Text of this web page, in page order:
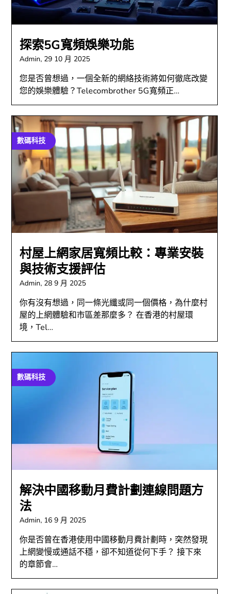
探索5G寬頻娛樂功能
Admin, 29 10 月 2025
您是否曾想過，一個全新的網絡技術將如何徹底改變
您的娛樂體驗？Telecombrother 5G寬頻正…
數碼科技
村屋上網家居寬頻比較：專業安裝
與技術支援評估
Admin, 28 9 月 2025
你有沒有想過，同一條光纖或同一個價格，為什麼村
屋的上網體驗和市區差那麼多？ 在香港的村屋環
境，Tel…
數碼科技
解決中國移動月費計劃連線問題方
法
Admin, 16 9 月 2025
你是否曾在香港使用中國移動月費計劃時，突然發現
上網變慢或通話不穩，卻不知道從何下手？ 接下來
的章節會…